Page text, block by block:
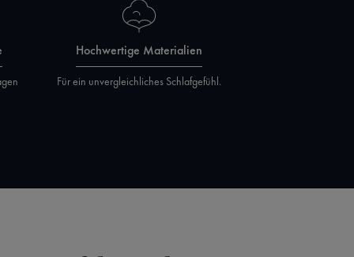
Hochwertige Materialien
Für ein unvergleichliches Schlafgefühl.